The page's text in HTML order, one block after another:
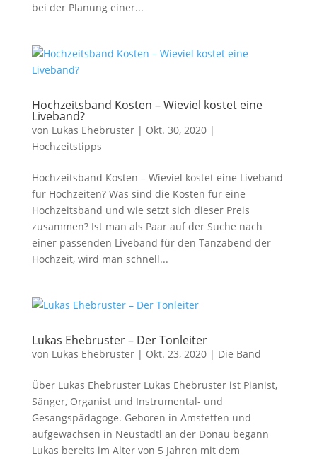
bei der Planung einer...
Hochzeitsband Kosten – Wieviel kostet eine
Liveband?
von Lukas Ehebruster| Okt. 30, 2020|
Hochzeitstipps
Hochzeitsband Kosten – Wieviel kostet eine Liveband
für Hochzeiten? Was sind die Kosten für eine
Hochzeitsband und wie setzt sich dieser Preis
zusammen? Ist man als Paar auf der Suche nach
einer passenden Liveband für den Tanzabend der
Hochzeit, wird man schnell...
Lukas Ehebruster – Der Tonleiter
von Lukas Ehebruster| Okt. 23, 2020| Die Band
Über Lukas Ehebruster Lukas Ehebruster ist Pianist,
Sänger, Organist und Instrumental- und
Gesangspädagoge. Geboren in Amstetten und
aufgewachsen in Neustadtl an der Donau begann
Lukas bereits im Alter von 5 Jahren mit dem